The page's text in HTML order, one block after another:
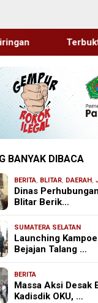
UU Merek,
BANYAK DIBACA
BERITA, BLITAR, DAERAH ,
Dinas
Blitar Berik…
SUMATERA SELATAN
Launching
Bejajan Talang …
BERITA
Massa Aksi Desak
Kadisdik OKU, …